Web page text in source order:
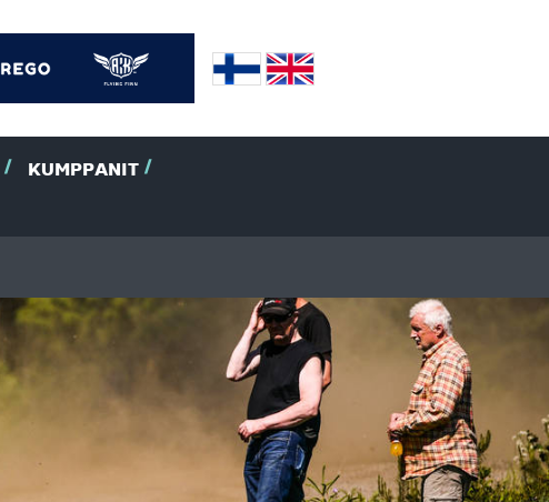
KUMPPANIT